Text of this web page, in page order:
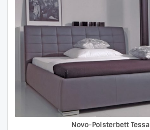
Novo-Polsterbett Tessa